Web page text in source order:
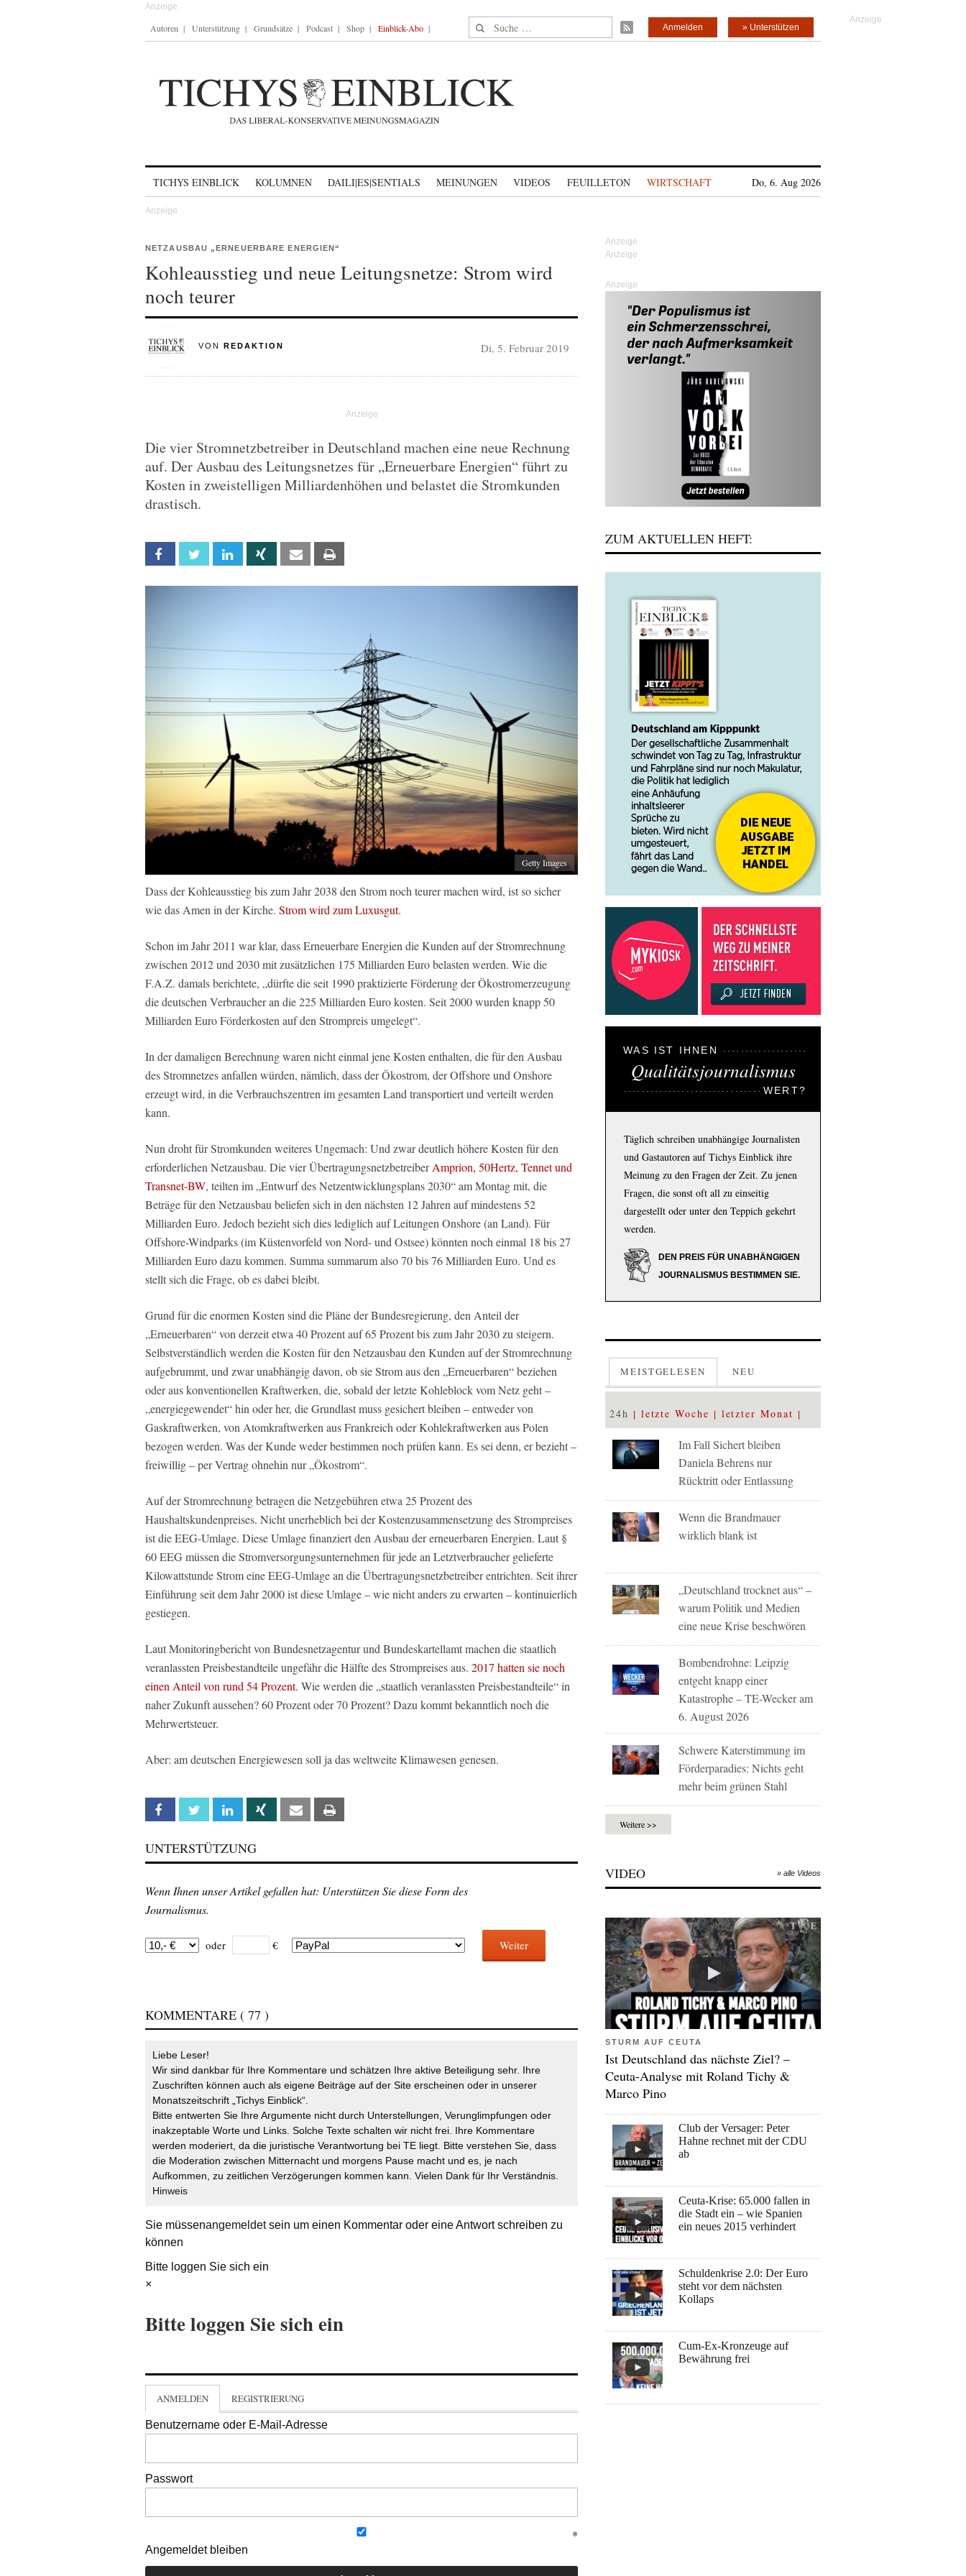
Autoren Unterstützung Grundsätze Podcast Shop Einblick-Abo Suche nach: » Unterstützen
Anmelden
TICHYS EINBLICK KOLUMNEN DAILI|ES|SENTIALS MEINUNGEN VIDEOS FEUILLETON WIRTSCHAFT Do, 6. Aug 2026
NETZAUSBAU „ERNEUERBARE ENERGIEN“
Kohleausstieg und neue Leitungsnetze: Strom wird
noch teurer
VON REDAKTION Di, 5. Februar 2019
Die vier Stromnetzbetreiber in Deutschland machen eine neue Rechnung
auf. Der Ausbau des Leitungsnetzes für „Erneuerbare Energien“ führt zu
Kosten in zweistelligen Milliardenhöhen und belastet die Stromkunden
drastisch.
Facebook Twitter Linkedin Xing Email
Getty Images
Dass der Kohleausstieg bis zum Jahr 2038 den Strom noch teurer machen wird, ist so sicher
wie das Amen in der Kirche. Strom wird zum Luxusgut.
Schon im Jahr 2011 war klar, dass Erneuerbare Energien die Kunden auf der Stromrechnung
zwischen 2012 und 2030 mit zusätzlichen 175 Milliarden Euro belasten werden. Wie die
F.A.Z. damals berichtete, „dürfte die seit 1990 praktizierte Förderung der Ökostromerzeugung
die deutschen Verbraucher an die 225 Milliarden Euro kosten. Seit 2000 wurden knapp 50
Milliarden Euro Förderkosten auf den Strompreis umgelegt“.
In der damaligen Berechnung waren nicht einmal jene Kosten enthalten, die für den Ausbau
des Stromnetzes anfallen würden, nämlich, dass der Ökostrom, der Offshore und Onshore
erzeugt wird, in die Verbrauchszentren im gesamten Land transportiert und verteilt werden
kann.
Nun droht für Stromkunden weiteres Ungemach: Und zwar deutlich höhere Kosten für den
erforderlichen Netzausbau. Die vier ÜbertragungsnetzbetreiberAmprion, 50Hertz, Tennet und
Transnet-BW, teilten im „Entwurf des Netzentwicklungsplans 2030“ am Montag mit, die
Beträge für den Netzausbau beliefen sich in den nächsten 12 Jahren auf mindestens 52
Milliarden Euro. Jedoch bezieht sich dies lediglich auf Leitungen Onshore (an Land). Für
Offshore-Windparks (im Küstenvorfeld von Nord- und Ostsee) könnten noch einmal 18 bis 27
Milliarden Euro dazu kommen. Summa summarum also 70 bis 76 Milliarden Euro. Und es
stellt sich die Frage, ob es dabei bleibt.
Grund für die enormen Kosten sind die Pläne der Bundesregierung, den Anteil der
„Erneuerbaren“ von derzeit etwa 40 Prozent auf 65 Prozent bis zum Jahr 2030 zu steigern.
Selbstverständlich werden die Kosten für den Netzausbau den Kunden auf der Stromrechnung
aufgebrummt, und zwar unabhängig davon, ob sie Strom aus den „Erneuerbaren“ beziehen
oder aus konventionellen Kraftwerken, die, sobald der letzte Kohleblock vom Netz geht –
„energiegewendet“ hin oder her, die Grundlast muss gesichert bleiben – entweder von
Gaskraftwerken, von Atomkraftwerken aus Frankreich oder Kohlekraftwerken aus Polen
bezogen werden. Was der Kunde weder bestimmen noch prüfen kann. Es sei denn, er bezieht –
freiwillig – per Vertrag ohnehin nur „Ökostrom“.
Auf der Stromrechnung betragen die Netzgebühren etwa 25 Prozent des
Haushaltskundenpreises. Nicht unerheblich bei der Kostenzusammensetzung des Strompreises
ist die EEG-Umlage. Diese Umlage finanziert den Ausbau der erneuerbaren Energien. Laut §
60 EEG müssen die Stromversorgungsunternehmen für jede an Letztverbraucher gelieferte
Kilowattstunde Strom eine EEG-Umlage an die Übertragungsnetzbetreiber entrichten. Seit ihrer
Einführung seit dem Jahr 2000 ist diese Umlage – wie nicht anders zu erwarten – kontinuierlich
gestiegen.
Laut Monitoringbericht von Bundesnetzagentur und Bundeskartellamt machen die staatlich
veranlassten Preisbestandteile ungefähr die Hälfte des Strompreises aus. 2017 hatten sie noch
einen Anteil von rund 54 Prozent. Wie werden die „staatlich veranlassten Preisbestandteile“ in
naher Zukunft aussehen? 60 Prozent oder 70 Prozent? Dazu kommt bekanntlich noch die
Mehrwertsteuer.
Aber: am deutschen Energiewesen soll ja das weltweite Klimawesen genesen.
Facebook Twitter Linkedin Xing Email
UNTERSTÜTZUNG
Wenn Ihnen unser Artikel gefallen hat: Unterstützen Sie diese Form des
Journalismus.
oder € Weiter
KOMMENTARE ( 77 )
Liebe Leser!
Wir sind dankbar für Ihre Kommentare und schätzen Ihre aktive Beteiligung sehr. Ihre
Zuschriften können auch als eigene Beiträge auf der Site erscheinen oder in unserer
Monatszeitschrift „Tichys Einblick“.
Bitte entwerten Sie Ihre Argumente nicht durch Unterstellungen, Verunglimpfungen oder
inakzeptable Worte und Links. Solche Texte schalten wir nicht frei. Ihre Kommentare
werden moderiert, da die juristische Verantwortung bei TE liegt. Bitte verstehen Sie, dass
die Moderation zwischen Mitternacht und morgens Pause macht und es, je nach
Aufkommen, zu zeitlichen Verzögerungen kommen kann. Vielen Dank für Ihr Verständnis.
Hinweis
Sie müssenangemeldetsein um einen Kommentar oder eine Antwort schreiben zu
können
Bitte loggen Sie sich ein
×
Bitte loggen Sie sich ein
ANMELDEN REGISTRIERUNG
Benutzername oder E-Mail-Adresse
Passwort
Angemeldet bleiben
Anzeige
ZUM AKTUELLEN HEFT:
WAS IST IHNEN
Qualitätsjournalismus
WERT?
Täglich schreiben unabhängige Journalisten
und Gastautoren auf Tichys Einblick ihre
Meinung zu den Fragen der Zeit. Zu jenen
Fragen, die sonst oft all zu einseitig
dargestellt oder unter den Teppich gekehrt
werden.
DEN PREIS FÜR UNABHÄNGIGEN
JOURNALISMUS BESTIMMEN SIE.
MEISTGELESEN NEU
24h letzte Woche letzter Monat
Im Fall Sichert bleiben
Daniela Behrens nur
Rücktritt oder Entlassung
Wenn die Brandmauer
wirklich blank ist
„Deutschland trocknet aus“ –
warum Politik und Medien
eine neue Krise beschwören
Bombendrohne: Leipzig
entgeht knapp einer
Katastrophe – TE-Wecker am
6. August 2026
Schwere Katerstimmung im
Förderparadies: Nichts geht
mehr beim grünen Stahl
Weitere >>
VIDEO » alle Videos
STURM AUF CEUTA
Ist Deutschland das nächste Ziel? –
Ceuta-Analyse mit Roland Tichy &
Marco Pino
Club der Versager: Peter
Hahne rechnet mit der CDU
ab
Ceuta-Krise: 65.000 fallen in
die Stadt ein – wie Spanien
ein neues 2015 verhindert
Schuldenkrise 2.0: Der Euro
steht vor dem nächsten
Kollaps
Cum-Ex-Kronzeuge auf
Bewährung frei